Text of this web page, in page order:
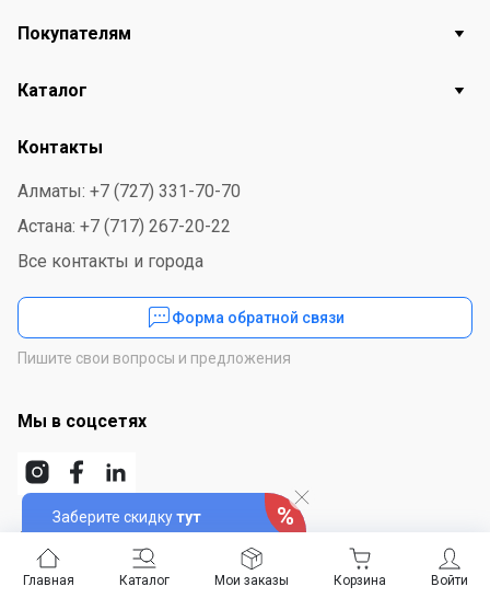
Главная Каталог Войти
Мои заказы Корзина
Заберите скидкутут
Покупателям
Каталог
Контакты
Алматы: +7 (727) 331-70-70
Астана: +7 (717) 267-20-22
Все контакты и города
Форма обратной связи
Пишите свои вопросы и предложения
Мы в соцсетях
Скачайте приложение